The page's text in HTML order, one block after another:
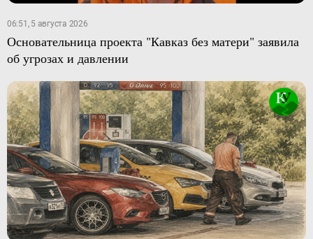
06:51, 5 августа 2026
Основательница проекта "Кавказ без матери" заявила
об угрозах и давлении